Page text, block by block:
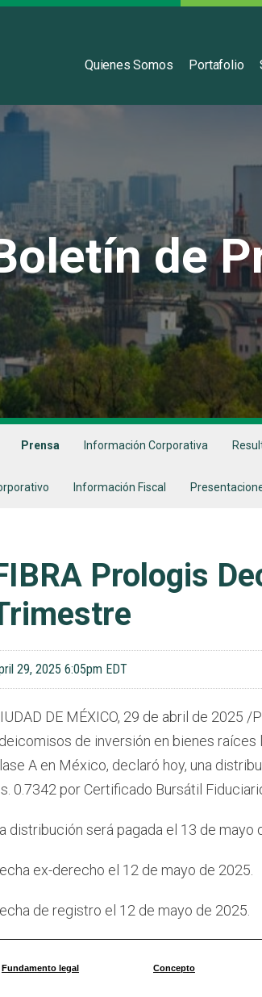
Español
Quienes Somos Portafolio
de
Prensa Información Corporativa
Información Fiscal
Prologis
29, 2025 6:05pm EDT
DE MÉXICO, 29 de abril de 2025 /
de inversión en bienes
A en México, declaró hoy, una
0.7342 por Certificado Bursátil
distribución será pagada el 13 de mayo
ex-derecho el 12 de mayo de 2025.
de registro el 12 de mayo de 2025.
Fundamento legal Concepto